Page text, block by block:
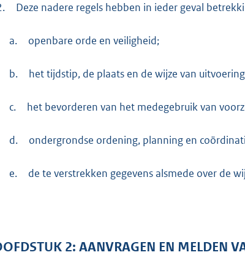
Deze nadere regels hebben in ieder geval
a. openbare orde en veiligheid;
b. het tijdstip, de plaats en de wijze van
c. het bevorderen van het medegebruik van
d. ondergrondse ordening, planning en
e. de te verstrekken gegevens alsmede over de
2: AANVRAGEN EN MELDEN